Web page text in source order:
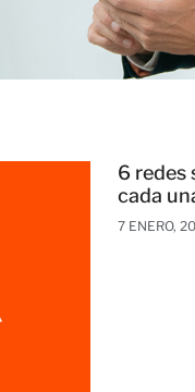
6 redes
cada
7 ENERO,